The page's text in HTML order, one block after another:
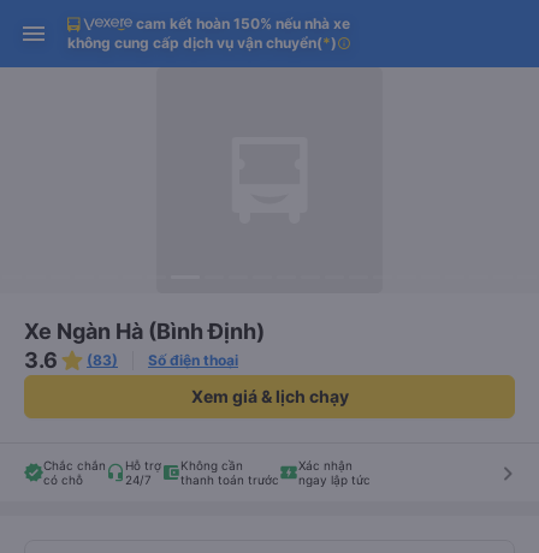
Tải app Vexere ngay!
Nhận ưu đãi thành viên độc
quyền
Tải app Vexere
-30k/ghế khi đặt vé máy bay qua
app
cam kết hoàn 150% nếu nhà xe
không cung cấp dịch vụ vận chuyển(*)info
Xe Ngàn Hà (Bình Định)
3.6
(83) Số điện thoại
Xem giá & lịch chạy
Chắc chắn
có chỗ
Hỗ trợ
24/7
Không cần
thanh toán trước
Xác nhận
ngay lập tức
keyboard_arrow_right